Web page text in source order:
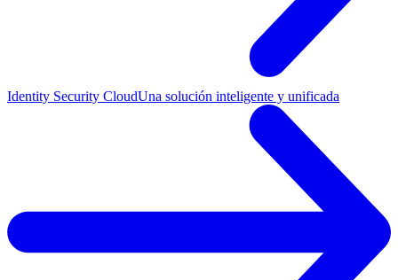
Identity Security CloudUna solución inteligente y unificada